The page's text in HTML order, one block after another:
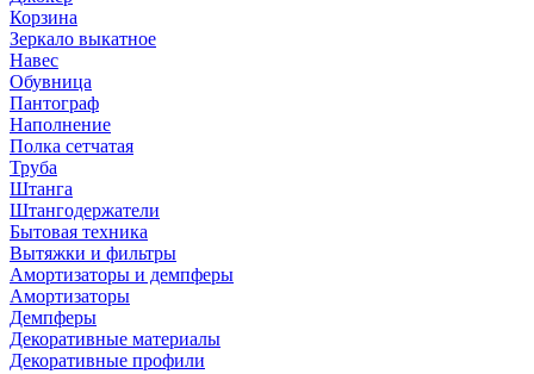
Корзина
Зеркало выкатное
Навес
Обувница
Пантограф
Наполнение
Полка сетчатая
Труба
Штанга
Штангодержатели
Бытовая техника
Вытяжки и фильтры
Амортизаторы и демпферы
Амортизаторы
Демпферы
Декоративные материалы
Декоративные профили